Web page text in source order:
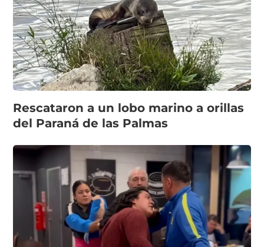
Rescataron a un lobo marino a orillas
del Paraná de las Palmas